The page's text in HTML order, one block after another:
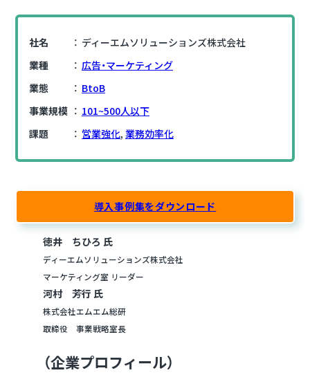
社名
ディーエムソリューションズ株式会社
業種
広告・マーケティング
業態
BtoB
事業規模
101~500人以下
課題
営業強化, 業務効率化
導入事例集をダウンロード
徳井 ちひろ 氏
ディーエムソリューションズ株式会社
マーケティング室 リーダー
河村 芳行 氏
株式会社エムエム総研
取締役 事業戦略室長
（企業プロフィール）